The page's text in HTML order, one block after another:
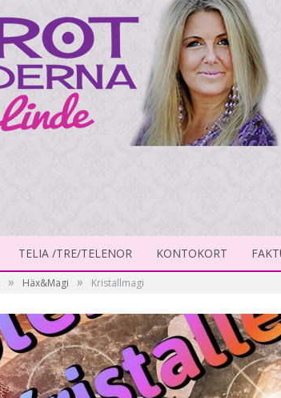
TELIA /TRE/TELENOR KONTOKORT
» Häx&Magi » Kristallmagi